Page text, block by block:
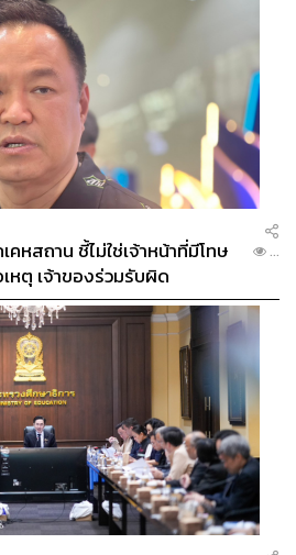
หสถาน ชี้ไม่ใช่เจ้าหน้าที่มีโทษ
หตุ เจ้าของร่วมรับผิด
...